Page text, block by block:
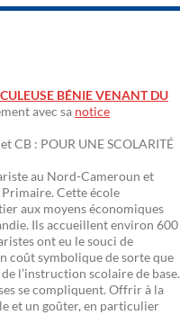
BÉNIE VENANT DU
avec sa notice
CB : POUR UNE SCOLARITÉ
au Nord-Cameroun et
Cette école
aux moyens économiques
Ils accueillent environ 600
ont eu le souci de
coût symbolique de sorte que
l’instruction scolaire de base.
se compliquent. Offrir à la
et un goûter, en particulier